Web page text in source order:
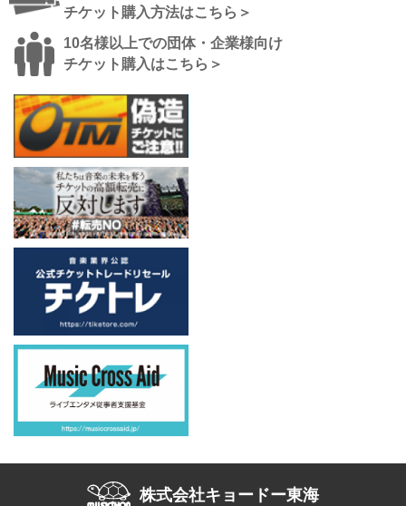
チケット購入方法はこちら＞
10名様以上での団体・企業様向け
チケット購入はこちら＞
株式会社キョードー東海